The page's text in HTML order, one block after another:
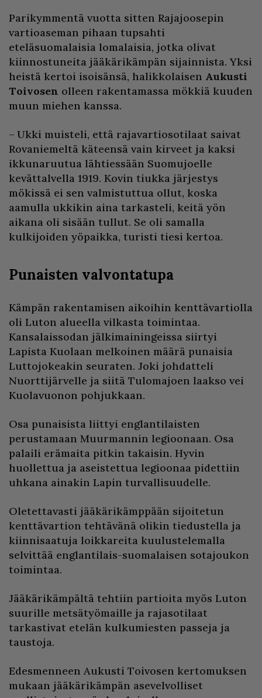
Parikymmentä vuotta sitten Rajajoosepin
vartioaseman pihaan tupsahti
eteläsuomalaisia lomalaisia, jotka olivat
kiinnostuneita jääkärikämpän sijainnista. Yksi
heistä kertoi isoisänsä, halikkolaisen Aukusti
Toivosen olleen rakentamassa mökkiä kuuden
muun miehen kanssa.
– Ukki muisteli, että rajavartiosotilaat saivat
Rovaniemeltä käteensä vain kirveet ja kaksi
ikkunaruutua lähtiessään Suomujoelle
kevättalvella 1919. Kovin tiukka järjestys
mökissä ei sen valmistuttua ollut, koska
aamulla ukkikin aina tarkasteli, keitä yön
aikana oli sisään tullut. Se oli samalla
kulkijoiden yöpaikka, turisti tiesi kertoa.
Punaisten valvontatupa
Kämpän rakentamisen aikoihin kenttävartiolla
oli Luton alueella vilkasta toimintaa.
Kansalaissodan jälkimainingeissa siirtyi
Lapista Kuolaan melkoinen määrä punaisia
Luttojokeakin seuraten. Joki johdatteli
Nuorttijärvelle ja siitä Tulomajoen laakso vei
Kuolavuonon pohjukkaan.
Osa punaisista liittyi englantilaisten
perustamaan Muurmannin legioonaan. Osa
palaili erämaita pitkin takaisin. Hyvin
huollettua ja aseistettua legioonaa pidettiin
uhkana ainakin Lapin turvallisuudelle.
Oletettavasti jääkärikämppään sijoitetun
kenttävartion tehtävänä olikin tiedustella ja
kiinnisaatuja loikkareita kuulustelemalla
selvittää englantilais-suomalaisen sotajoukon
toimintaa.
Jääkärikämpältä tehtiin partioita myös Luton
suurille metsätyömaille ja rajasotilaat
tarkastivat etelän kulkumiesten passeja ja
taustoja.
Edesmenneen Aukusti Toivosen kertomuksen
mukaan jääkärikämpän asevelvolliset